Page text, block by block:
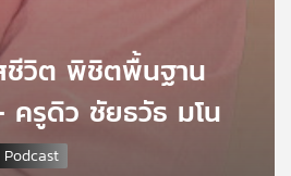
ชีวิต พิชิตพื้นฐาน
รูดิว ชัยธวัธ มโน